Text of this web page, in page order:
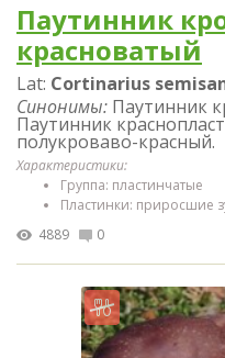
Паутинник
красноватый
Lat: Cortinarius
Синонимы: Паутинник
Паутинник
полукроваво-красный.
Характеристики:
Группа: пластинчатые
Пластинки: приросшие
4889
0